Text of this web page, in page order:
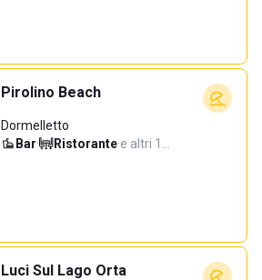
Pirolino Beach
Dormelletto
Bar· Ristorante·e altri 1…
Luci Sul Lago Orta